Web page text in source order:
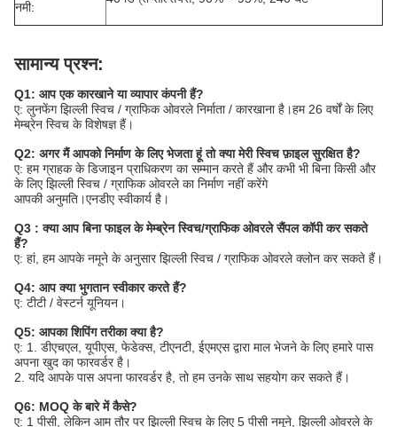
नमी:
सामान्य प्रश्न:
Q1: आप एक कारखाने या व्यापार कंपनी हैं?
ए: लुनफेंग झिल्ली स्विच / ग्राफिक ओवरले निर्माता / कारखाना है।हम 26 वर्षों के लिए
मेम्ब्रेन स्विच के विशेषज्ञ हैं।
Q2: अगर मैं आपको निर्माण के लिए भेजता हूं तो क्या मेरी स्विच फ़ाइल सुरक्षित है?
ए: हम ग्राहक के डिजाइन प्राधिकरण का सम्मान करते हैं और कभी भी बिना किसी और
के लिए झिल्ली स्विच / ग्राफिक ओवरले का निर्माण नहीं करेंगे
आपकी अनुमति।एनडीए स्वीकार्य है।
Q3 : क्या आप बिना फाइल के मेम्ब्रेन स्विच/ग्राफिक ओवरले सैंपल कॉपी कर सकते
हैं?
ए: हां, हम आपके नमूने के अनुसार झिल्ली स्विच / ग्राफिक ओवरले क्लोन कर सकते हैं।
Q4: आप क्या भुगतान स्वीकार करते हैं?
ए: टीटी / वेस्टर्न यूनियन।
Q5: आपका शिपिंग तरीका क्या है?
ए: 1. डीएचएल, यूपीएस, फेडेक्स, टीएनटी, ईएमएस द्वारा माल भेजने के लिए हमारे पास
अपना खुद का फारवर्डर है।
2. यदि आपके पास अपना फारवर्डर है, तो हम उनके साथ सहयोग कर सकते हैं।
Q6: MOQ के बारे में कैसे?
ए: 1 पीसी, लेकिन आम तौर पर झिल्ली स्विच के लिए 5 पीसी नमूने, झिल्ली ओवरले के